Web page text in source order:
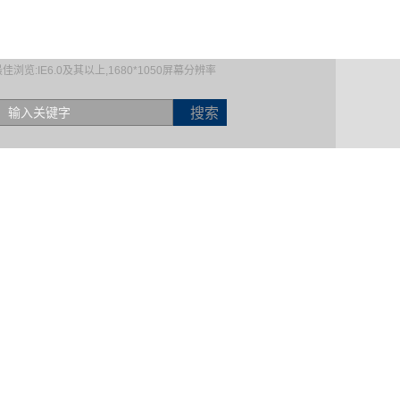
佳浏览:IE6.0及其以上,1680*1050屏幕分辨率